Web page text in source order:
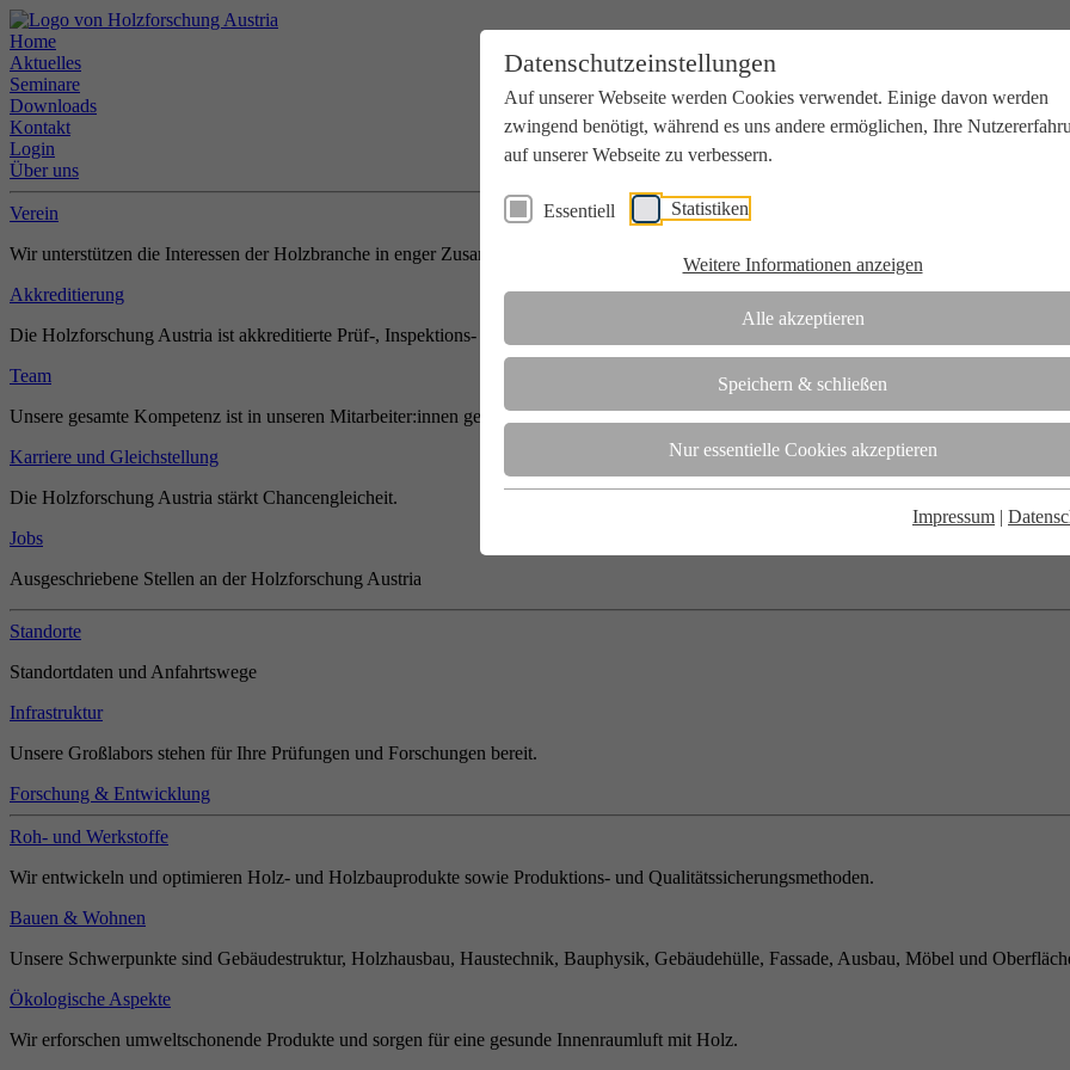
Datenschutzeinstellungen
Auf unserer Webseite werden Cookies verwendet. Einige davon werden
zwingend benötigt, während es uns andere ermöglichen, Ihre
auf unserer Webseite zu verbessern.
Essentiell Statistiken
Weitere Informationen anzeigen
Alle akzeptieren
Speichern & schließen
Nur essentielle Cookies akzeptieren
Impressum |
Home
Aktuelles
Seminare
Downloads
Kontakt
Login
Über uns
Verein
Wir unterstützen die Interessen der Holzbranche in enger Zusammenarbeit mit Wissenschaft und Wirtschaft.
Akkreditierung
Die Holzforschung Austria ist akkreditierte Prüf-, Inspektions- und Zertifizierungsstelle.
Team
Unsere gesamte Kompetenz ist in unseren Mitarbeiter:innen gebündelt
Karriere und Gleichstellung
Die Holzforschung Austria stärkt Chancengleicheit.
Jobs
Ausgeschriebene Stellen an der Holzforschung Austria
Standorte
Standortdaten und Anfahrtswege
Infrastruktur
Unsere Großlabors stehen für Ihre Prüfungen und Forschungen bereit.
Forschung & Entwicklung
Roh- und Werkstoffe
Wir entwickeln und optimieren Holz- und Holzbauprodukte sowie Produktions- und Qualitätssicherungsmethoden.
Bauen & Wohnen
Unsere Schwerpunkte sind Gebäudestruktur, Holzhausbau, Haustechnik, Bauphysik, Gebäudehülle, Fassade, Ausbau, Möbel und
Ökologische Aspekte
Wir erforschen umweltschonende Produkte und sorgen für eine gesunde Innenraumluft mit Holz.